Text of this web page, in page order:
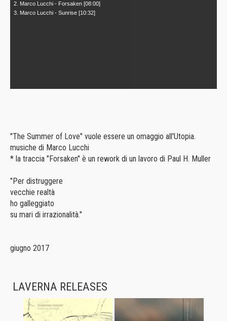
2. Marco Lucchi - Forsaken [08:00]
3. Marco Lucchi - Sunrise [10:32]
"The Summer of Love" vuole essere un omaggio all'Utopia.
musiche di Marco Lucchi
* la traccia "Forsaken" è un rework di un lavoro di Paul H. Muller
"Per distruggere
vecchie realtà
ho galleggiato
su mari di irrazionalità."
giugno 2017
LAVERNA RELEASES